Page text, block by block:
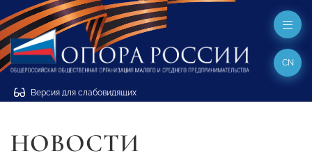
Версия для слабовидящих
CN
НОВОСТИ